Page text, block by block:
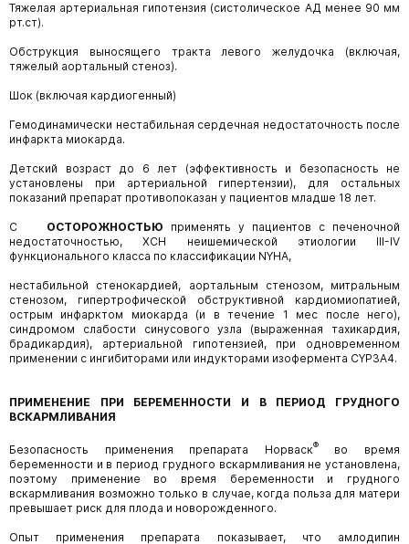
Тяжелая артериальная гипотензия (систолическое АД менее 90 мм
рт.ст).
Обструкция выносящего тракта левого желудочка (включая,
тяжелый аортальный стеноз).
Шок (включая кардиогенный)
Гемодинамически нестабильная сердечная недостаточность после
инфаркта миокарда.
Детский возраст до 6 лет (эффективность и безопасность не
установлены при артериальной гипертензии), для остальных
показаний препарат противопоказан у пациентов младше 18 лет.
С ОСТОРОЖНОСТЬЮ применять у пациентов с печеночной
недостаточностью,
ХСН
неишемической этиологии III-IV
функционального класса по классификации NYHA,
нестабильной стенокардией, аортальным стенозом, митральным
стенозом, гипертрофической обструктивной кардиомиопатией,
острым инфарктом миокарда (и в течение 1 мес после него),
синдромом слабости синусового узла (выраженная тахикардия,
брадикардия), артериальной гипотензией, при одновременном
применении с ингибиторами или индукторами изофермента CYP3A4.
ПРИМЕНЕНИЕ ПРИ БЕРЕМЕННОСТИ И В ПЕРИОД ГРУДНОГО
ВСКАРМЛИВАНИЯ
Безопасность применения препарата Норваск®во время
беременности и в период грудного вскармливания не установлена,
поэтому применение во время беременности и грудного
вскармливания возможно только в случае, когда польза для матери
превышает риск для плода и новорожденного.
Опыт применения препарата показывает, что амлодипин